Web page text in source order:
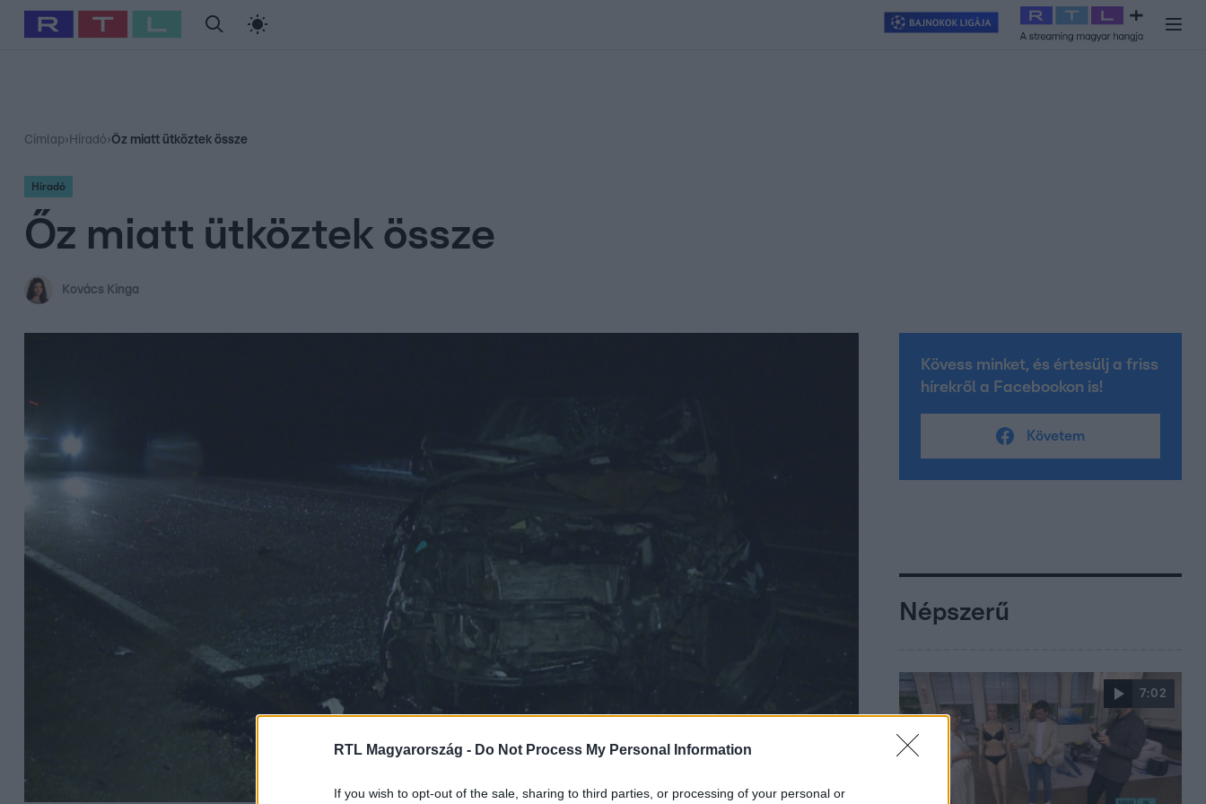
RTL Magyarország - Do Not Process My Personal Information
If you wish to opt-out of the sale, sharing to third parties, or processing of your personal or
Babits Marcella Szellő István Most Wanted Exek csatája 2026 Celeb vagyok, ments ki innen
Címlap› Híradó›Őz miatt ütköztek össze
Híradó
Őz miatt ütköztek össze
Kovács Kinga
Kövess minket, és értesülj a friss
hírekről a Facebookon is!
Követem
Népszerű
7:02